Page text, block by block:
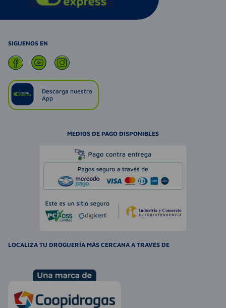
SIGUENOS EN
Descarga nuestra
App
MEDIOS DE PAGO DISPONIBLES
LOCALIZA TU DROGUERÍA MÁS CERCANA A TRAVÉS DE